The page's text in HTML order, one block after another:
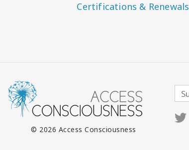
Certifications & Renewals
© 2026 Access Consciousness